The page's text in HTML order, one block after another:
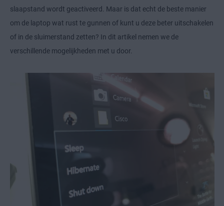
slaapstand wordt geactiveerd. Maar is dat echt de beste manier
om de laptop wat rust te gunnen of kunt u deze beter uitschakelen
of in de sluimerstand zetten? In dit artikel nemen we de
verschillende mogelijkheden met u door.